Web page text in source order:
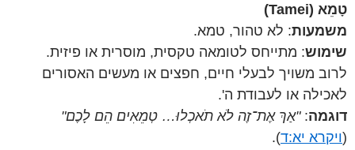
טָמֵא (Tamei)
משמעות: לא טהור, טמא.
שימוש: מתייחס לטומאה טקסית, מוסרית או פיזית.
לרוב משויך לבעלי חיים, חפצים או מעשים האסורים
לאכילה או לעבודת ה'.
דוגמה:"אַךְ אֶת־זֶה לֹא תֹאכְלוּ… טְמֵאִים הֵם לָכֶם"
(ויקרא יא:ד).